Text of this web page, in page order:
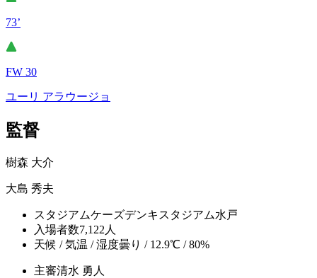
73’
FW 30
ユーリ アラウージョ
監督
樹森 大介
大島 秀夫
スタジアムケーズデンキスタジアム水戸
入場者数7,122人
天候 / 気温 / 湿度曇り / 12.9℃ / 80%
主審清水 勇人